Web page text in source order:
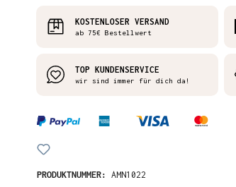
KOSTENLOSER VERSAND
ab 75€ Bestellwert
TOP KUNDENSERVICE
wir sind immer für dich da!
PRODUKTNUMMER: AMN1022